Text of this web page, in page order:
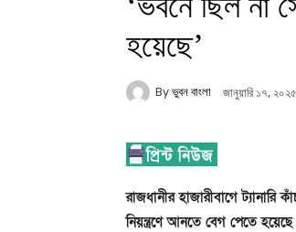
হয়েছে’
By ভুবন বাংলা জানুয়ারি ১৭, ২০২৫
রাজধানীর হাজারীবাগে
নিয়ন্ত্রণে আনতে বেগ পেতে